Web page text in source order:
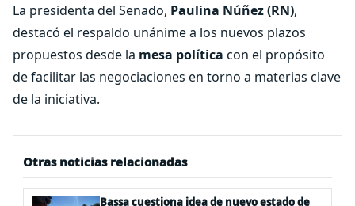
La presidenta del Senado, Paulina Núñez(RN),
destacó el respaldo unánime a los nuevos plazos
propuestos desde la mesa política con el propósito
de facilitar las negociaciones en torno a materias clave
de la iniciativa.
Otras noticias relacionadas
Bassa cuestiona idea de nuevo estado de